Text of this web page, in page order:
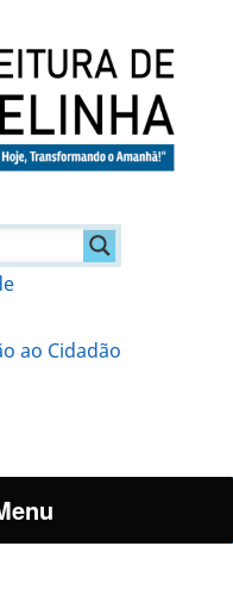
ao Cidadão